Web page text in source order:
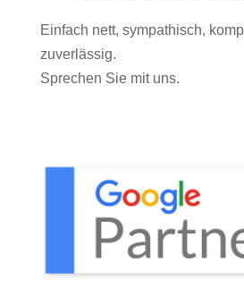
Einfach nett, sympathisch,
zuverlässig.
Sprechen Sie mit uns.